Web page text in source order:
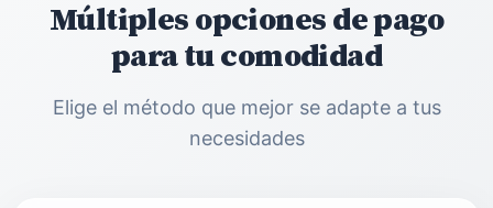
Múltiples opciones de pago
para tu comodidad
Elige el método que mejor se adapte a tus
necesidades